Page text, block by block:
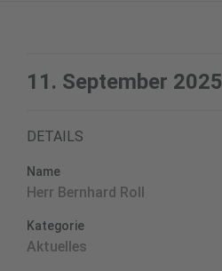
11. September 2025
DETAILS
Name
Herr Bernhard Roll
Kategorie
Aktuelles